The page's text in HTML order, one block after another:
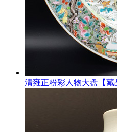
清雍正粉彩人物大盘【藏